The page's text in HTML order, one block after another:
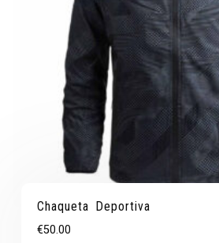
Chaqueta Deportiva
€50.00